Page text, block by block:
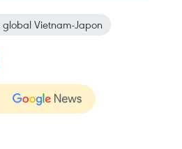
Vietnam-Japon